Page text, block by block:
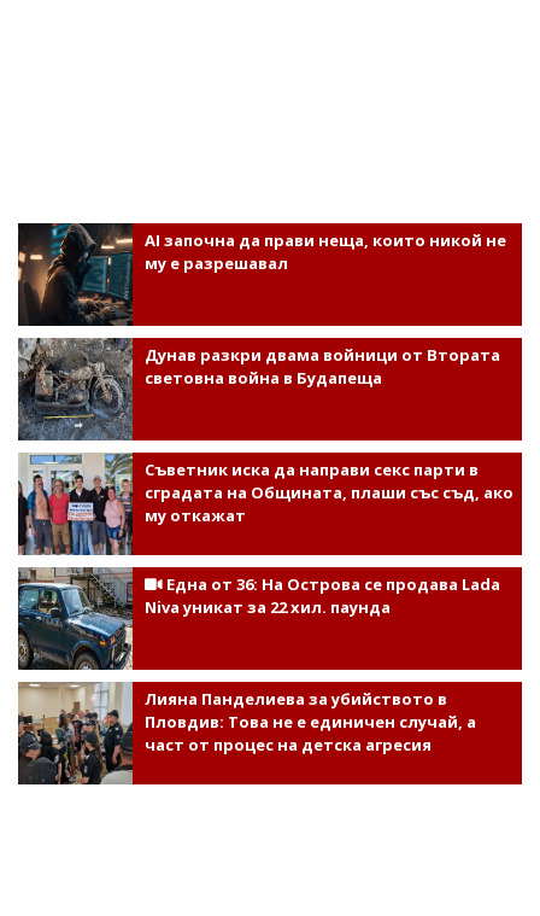
AI започна да прави неща, които никой не
му е разрешавал
Дунав разкри двама войници от Втората
световна война в Будапеща
Съветник иска да направи секс парти в
сградата на Общината, плаши със съд, ако
му откажат
Една от 36: На Острова се продава Lada
Niva уникат за 22 хил. паунда
Лияна Панделиева за убийството в
Пловдив: Това не е единичен случай, а
част от процес на детска агресия